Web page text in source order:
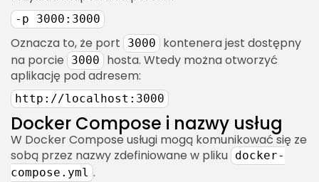
2026 Akademia Internetu Wszelkie prawa
zastrzeżone. Treści umieszczone na stronie
chronione są prawem autorskim.
-p 3000:3000
Oznacza to, że port 3000
kontenera jest dostępny
na porcie
3000
hosta. Wtedy można otworzyć
aplikację pod adresem:
http://localhost:3000
Docker Compose i nazwy usług
W Docker Compose usługi mogą komunikować się ze
sobą przez nazwy zdefiniowane w pliku docker-
compose.yml .